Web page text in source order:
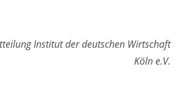
Institut der deutschen Wirtschaft
Köln e.V.